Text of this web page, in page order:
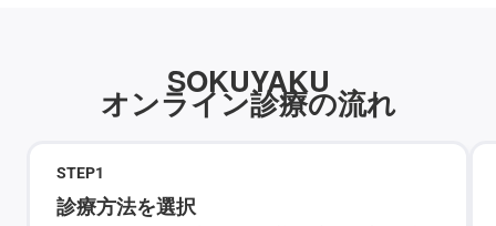
SOKUYAKU
オンライン診療の流れ
STEP1
診療方法を選択